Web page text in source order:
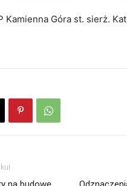
Kamienna Góra st. sierż.